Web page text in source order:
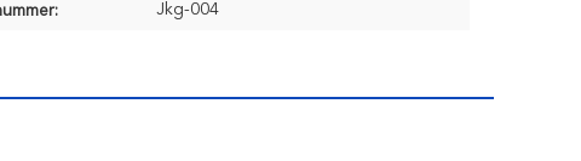
Jkg-004